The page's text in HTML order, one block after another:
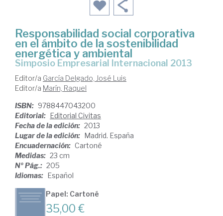
Responsabilidad social corporativa
en el ámbito de la sostenibilidad
energética y ambiental
Simposio Empresarial Internacional 2013
Editor/a García Delgado, José Luis
Editor/a Marín, Raquel
ISBN: 9788447043200
Editorial: Editorial Civitas
Fecha de la edición: 2013
Lugar de la edición: Madrid. España
Encuadernación: Cartoné
Medidas: 23 cm
Nº Pág.: 205
Idiomas: Español
Papel: Cartoné
35,00 €